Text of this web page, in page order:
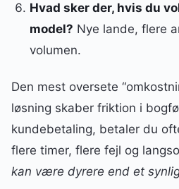
Hvad sker der, hvis du
model? Nye lande, flere
volumen.
Den mest oversete
løsning skaber friktion i
kundebetaling, betaler du
flere timer, flere fejl og
kan være dyrere end et